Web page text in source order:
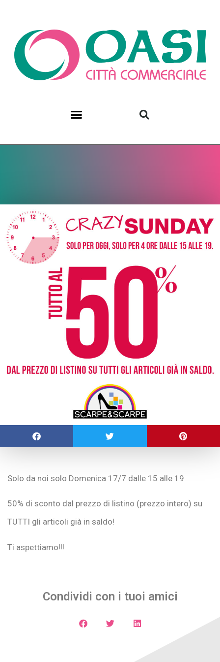
Solo da noi solo Domenica 17/7 dalle 15 alle 19
50% di sconto dal prezzo di listino (prezzo intero) su
TUTTI gli articoli già in saldo!
Ti aspettiamo!!!
Condividi con i tuoi amici